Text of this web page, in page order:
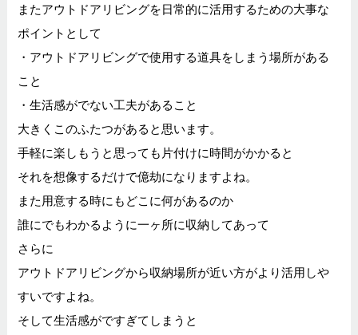
またアウトドアリビングを日常的に活用するための大事な
ポイントとして
・アウトドアリビングで使用する道具をしまう場所がある
こと
・生活感がでない工夫があること
大きくこのふたつがあると思います。
手軽に楽しもうと思っても片付けに時間がかかると
それを想像するだけで億劫になりますよね。
また用意する時にもどこに何があるのか
誰にでもわかるように一ヶ所に収納してあって
さらに
アウトドアリビングから収納場所が近い方がより活用しや
すいですよね。
そして生活感がですぎてしまうと